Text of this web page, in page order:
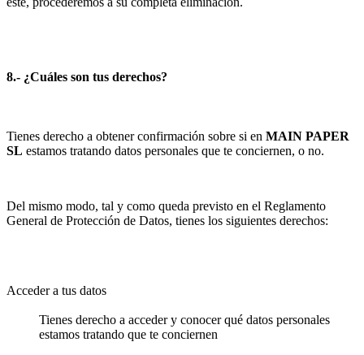
8.- ¿Cuáles son tus derechos?
Tienes derecho a obtener confirmación sobre si en MAIN PAPER
SL estamos tratando datos personales que te conciernen, o no.
Del mismo modo, tal y como queda previsto en el Reglamento
General de Protección de Datos, tienes los siguientes derechos:
Acceder a tus datos
Tienes derecho a acceder y conocer qué datos personales
estamos tratando que te conciernen